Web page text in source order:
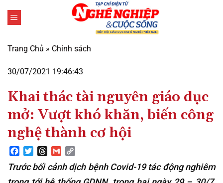
qua
dung
Trang Chủ » Chính sách
30/07/2021 19:46:43
Khai thác tài nguyên giáo dục
mở: Vượt khó khăn, biến công
nghệ thành cơ hội
Facebook
TwitterThreads
Gmail
Link
Trước bối cảnh dịch bệnh Covid-19 tác động nghiêm